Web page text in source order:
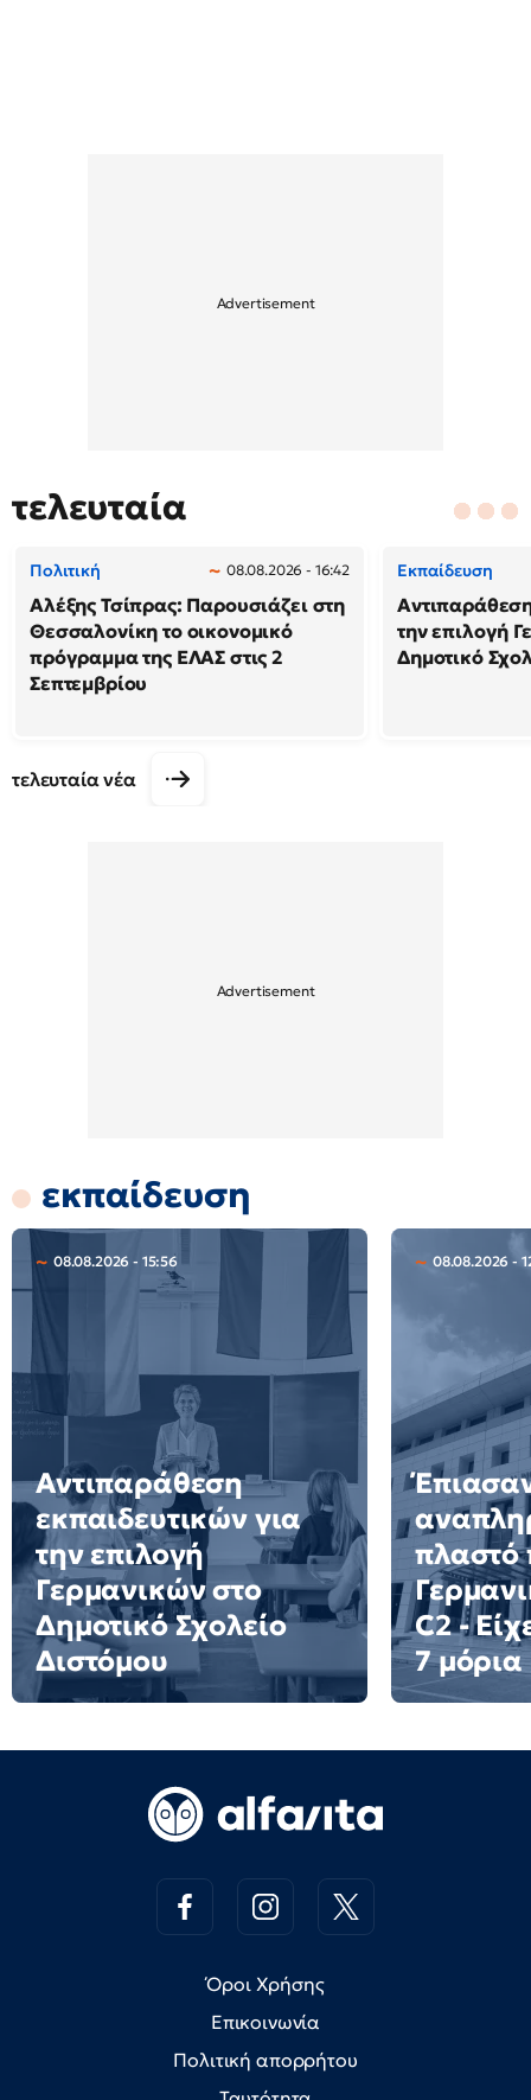
τελευταία
Πολιτική 08.08.2026 - 16:42
Αλέξης Τσίπρας: Παρουσιάζει στη
Θεσσαλονίκη το οικονομικό
πρόγραμμα της ΕΛΑΣ στις 2
Σεπτεμβρίου
Εκπαίδευση
την επιλογή
Δημοτικό
τελευταία νέα
εκπαίδευση
08.08.2026 - 15:56
Αντιπαράθεση
εκπαιδευτικών για
την επιλογή
Γερμανικών στο
Δημοτικό Σχολείο
Διστόμου
08.08.2026 -
πλαστό
C2 -
7 μόρια
Όροι Χρήσης
Επικοινωνία
Πολιτική απορρήτου